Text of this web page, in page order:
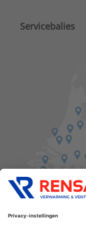
Servicebalies